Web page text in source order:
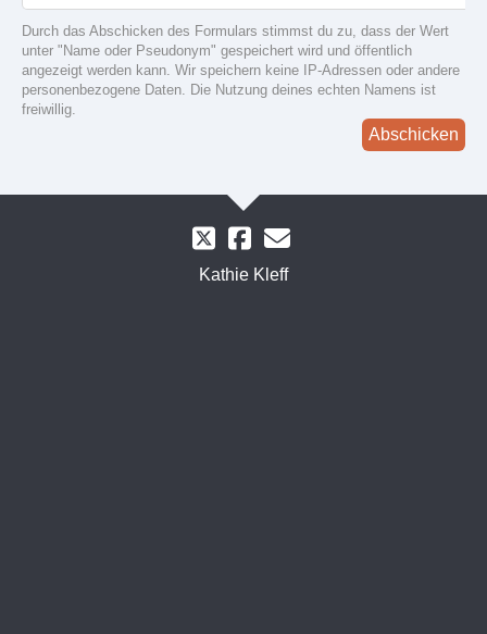
Durch das Abschicken des Formulars stimmst du zu, dass der Wert
unter "Name oder Pseudonym" gespeichert wird und öffentlich
angezeigt werden kann. Wir speichern keine IP-Adressen oder andere
personenbezogene Daten. Die Nutzung deines echten Namens ist
freiwillig.
Abschicken
Kathie Kleff